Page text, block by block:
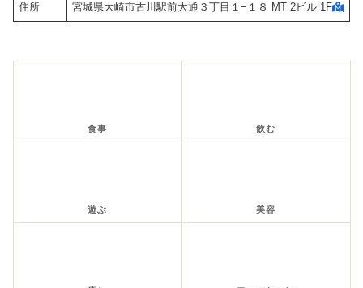
住所 宮城県大崎市古川駅前大通３丁目１−１８ MT 2ビル 1F
食事 飲む
遊ぶ 美容